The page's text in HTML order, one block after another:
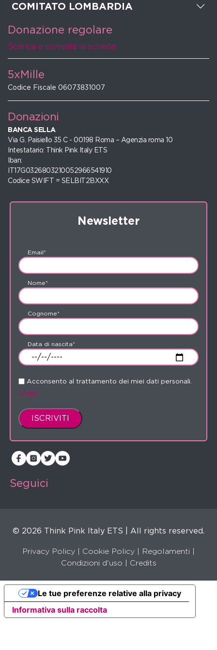
COMITATO LOMBARDIA
Donazione regolare
Scarica e compila la scheda
5xMille
Codice Fiscale 06073831007
Donazioni
BANCA SELLA
Via G. Paisiello 35 C - 00198 Roma – Agenzia roma 10
Intestatario: Think Pink Italy ETS
Iban:
IT17G0326803210052966541910
Codice SWIFT = SELBIT2BXXX
Newsletter
Email*
Nome*
Cognome*
Data di nascita*
Acconsento al trattamento dei miei dati personali.
Leggi
Seguici
© 2026 Think Pink Italy ETS | All rights reserved.
Privacy Policy Cookie Policy Regolamenti
Condizioni d'uso |
Credits
Informativa sulla raccolta
Le tue preferenze relative alla privacy